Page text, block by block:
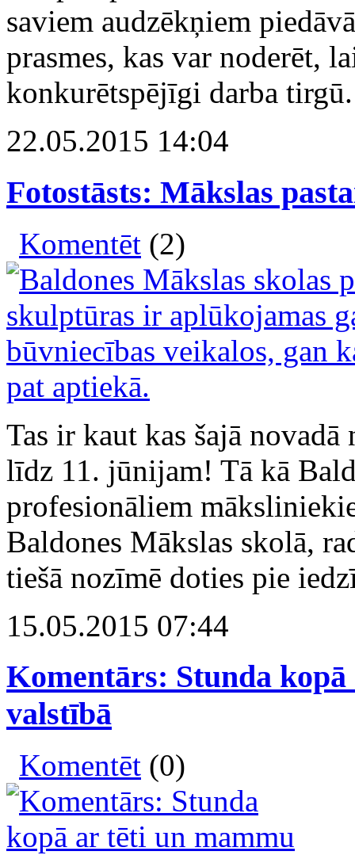
saviem audzēkņiem
prasmes, kas var noderēt,
konkurētspējīgi darba tirgū.
22.05.2015 14:04
Fotostāsts: Mākslas
Komentēt (2)
Tas ir kaut kas šajā
līdz 11. jūnijam! Tā kā
profesionāliem
Baldones Mākslas skolā,
tiešā nozīmē doties pie
15.05.2015 07:44
Komentārs: Stunda
valstībā
Komentēt (0)